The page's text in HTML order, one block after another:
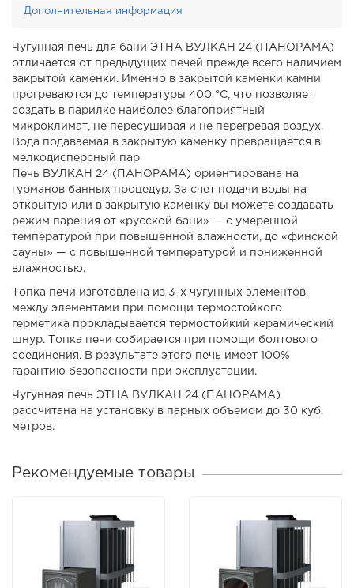
Дополнительная информация
Чугунная печь для бани ЭТНА ВУЛКАН 24 (ПАНОРАМА)
отличается от предыдущих печей прежде всего наличием
закрытой каменки. Именно в закрытой каменки камни
прогреваются до температуры 400 °С, что позволяет
создать в парилке наиболее благоприятный
микроклимат, не пересушивая и не перегревая воздух.
Вода подаваемая в закрытую каменку превращается в
мелкодисперсный пар
Печь ВУЛКАН 24 (ПАНОРАМА) ориентирована на
гурманов банных процедур. За счет подачи воды на
открытую или в закрытую каменку вы можете создавать
режим парения от «русской бани» — с умеренной
температурой при повышенной влажности, до «финской
сауны» — с повышенной температурой и пониженной
влажностью.
Топка печи изготовлена из 3-х чугунных элементов,
между элементами при помощи термостойкого
герметика прокладывается термостойкий керамический
шнур. Топка печи собирается при помощи болтового
соединения. В результате этого печь имеет 100%
гарантию безопасности при эксплуатации.
Чугунная печь ЭТНА ВУЛКАН 24 (ПАНОРАМА)
рассчитана на установку в парных объемом до 30 куб.
метров.
Рекомендуемые товары